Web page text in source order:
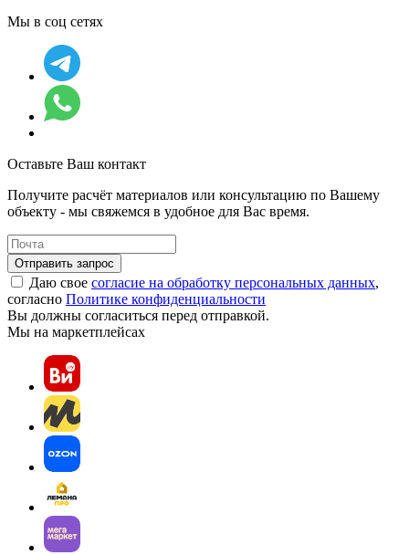
Мы в соц сетях
Оставьте Ваш контакт
Получите расчёт материалов или консультацию по Вашему
объекту - мы свяжемся в удобное для Вас время.
Отправить запрос
Даю свое согласие на обработку персональных данных,
согласно Политике конфиденциальности
Вы должны согласиться перед отправкой.
Мы на маркетплейсах